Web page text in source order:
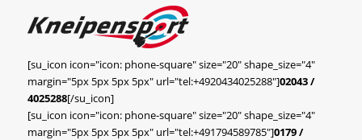
[su_icon icon="icon: phone-square" size="20" shape_size="4"
margin="5px 5px 5px 5px" url="tel:+4920434025288"]02043 /
4025288[/su_icon]
[su_icon icon="icon: phone-square" size="20" shape_size="4"
margin="5px 5px 5px 5px" url="tel:+491794589785"]0179 /